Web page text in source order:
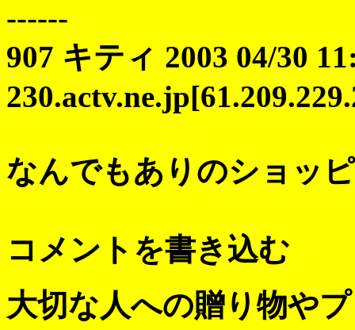
------
907 キティ 2003 04/30
なんでもありのショッ
コメントを書き込む
大切な人への贈り物や